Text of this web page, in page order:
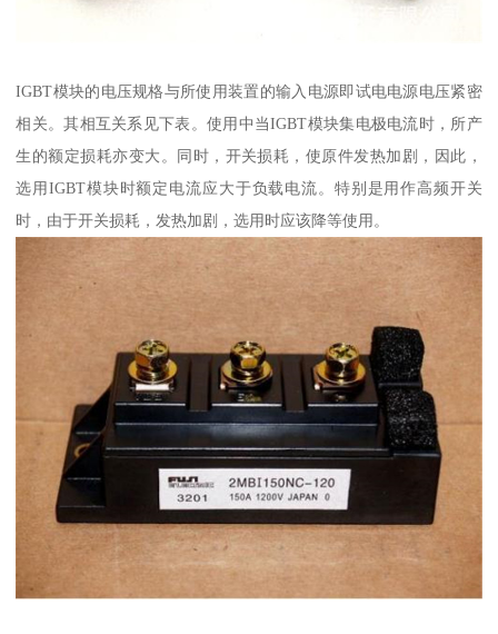
IGBT模块的电压规格与所使用装置的输入电源即试电电源电压紧密
相关。其相互关系见下表。使用中当IGBT模块集电极电流时，所产
生的额定损耗亦变大。同时，开关损耗，使原件发热加剧，因此，
选用IGBT模块时额定电流应大于负载电流。特别是用作高频开关
时，由于开关损耗，发热加剧，选用时应该降等使用。